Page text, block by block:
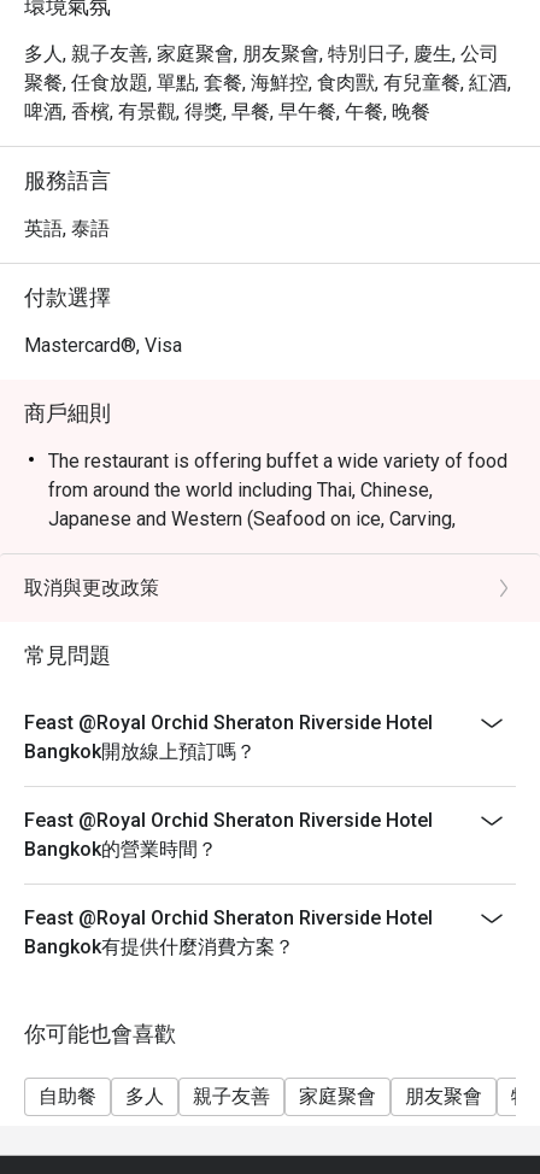
都圓滿成功。
・ 立即透過 Eatigo 預訂 Feast @ Royal Orchid Sheraton
Hotel & Towers，即可享有高達 5 折的獨家優惠，讓您以
超值的價格，享受五星級的用餐體驗與尊榮的服務。
環境氣氛
多人, 親子友善, 家庭聚會, 朋友聚會, 特別日子, 慶生, 公司
聚餐, 任食放題, 單點, 套餐, 海鮮控, 食肉獸, 有兒童餐, 紅酒,
啤酒, 香檳, 有景觀, 得獎, 早餐, 早午餐, 午餐, 晚餐
服務語言
英語, 泰語
付款選擇
Mastercard®, Visa
商戶細則
The restaurant is offering buffet a wide variety of food
from around the world including Thai, Chinese,
Japanese and Western (Seafood on ice, Carving,
Desert, Ice cream). You will enjoy spectacular views of
the Chao Phraya River, lively and contemporary
interiors, and interactive cooking stations preparing
and every taste. Contemporary design that emphasizes
established his words in various.
----------------------------------------------------------------
----
Birthday Special : Celebrate your special day with us
and receive a complimentary birthday cake ! To redeem
hours in advance and include a note stating "Birthday
Celebration" in your booking details.
❥ Sunday Brunch only THB 2,500 net per person
🧒 Children age of 10-12 yrs. half price 1,250 THB net
取消與更改政策
常見問題
Feast @Royal Orchid Sheraton Riverside Hotel
Bangkok開放線上預訂嗎？
Feast @Royal Orchid Sheraton Riverside Hotel
Bangkok的營業時間？
Feast @Royal Orchid Sheraton Riverside Hotel
Bangkok有提供什麼消費方案？
你可能也會喜歡
自助餐 多人 親子友善 家庭聚會 朋友聚會 特